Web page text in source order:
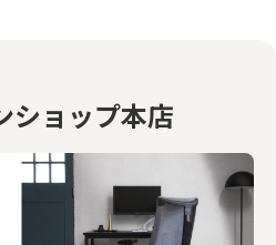
ショップ本店